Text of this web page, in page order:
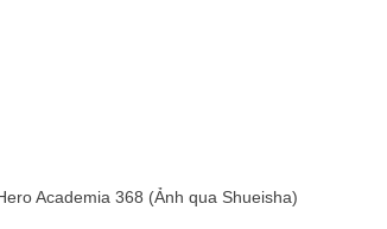
Academia 368 (Ảnh qua Shueisha)